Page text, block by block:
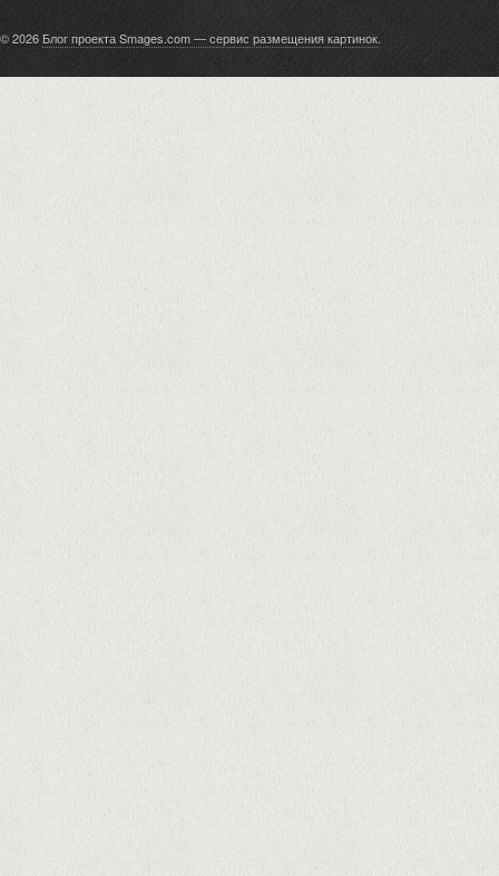
© 2026 Блог проекта Smages.com — сервис размещения картинок.